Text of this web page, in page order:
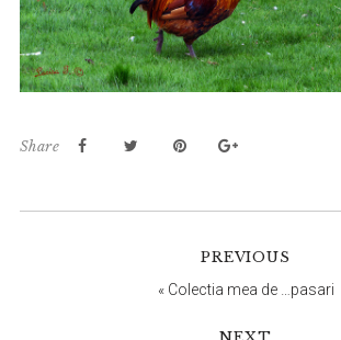
Share
PREVIOUS
« Colectia mea de …pasari